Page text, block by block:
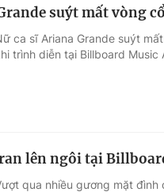
suýt mất vòng
ca sĩ Ariana Grande suýt
trình diễn tại Billboard Music
lên ngôi tại
qua nhiều gương mặt